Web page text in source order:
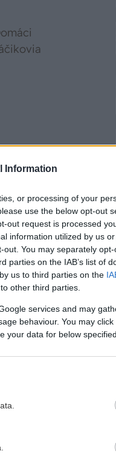
Information
or processing of your
use the below opt-out
out request is processed
information utilized by us
You may separately
parties on the IAB’s list of
us to third parties on the
other third parties.
services and may
behaviour. You may
your data for below
biele
sa
problém,
tela
olejom,